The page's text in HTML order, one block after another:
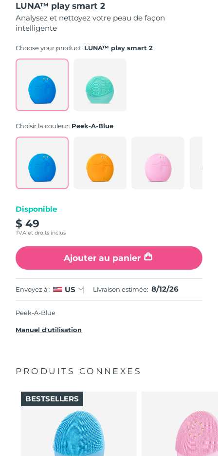
of
5
stars,
average
value.
Read
171
Same
page
link.
LUNA™ play smart 2
Analysez et nettoyez votre peau de façon
intelligente
Choose your product: LUNA™ play smart 2
Choisir la couleur: Peek-A-Blue
Disponible
$ 49
TVA et droits inclus
Ajouter au panier
Envoyez à : US Livraison estimée: 8/12/26
Peek-A-Blue
Manuel d'utilisation
PRODUITS CONNEXES
BESTSELLERS